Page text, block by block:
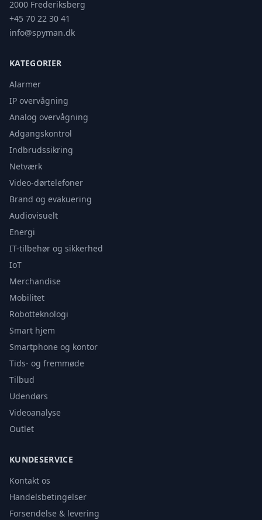
2000 Frederiksberg
+45 70 22 30 41
info@spyman.dk
KATEGORIER
Alarmer
IP overvågning
Analog overvågning
Adgangskontrol
Indbrudssikring
Netværk
Video-dørtelefoner
Brand og evakuering
Audiovisuelt
Energi
IT-tilbehør og sikkerhed
IoT
Merchandise
Mobilitet
Robotteknologi
Smart hjem
Smartphone og kontor
Tids- og fremmøde
Tilbud
Udendørs
Videoanalyse
Outlet
KUNDESERVICE
Kontakt os
Handelsbetingelser
Forsendelse & levering